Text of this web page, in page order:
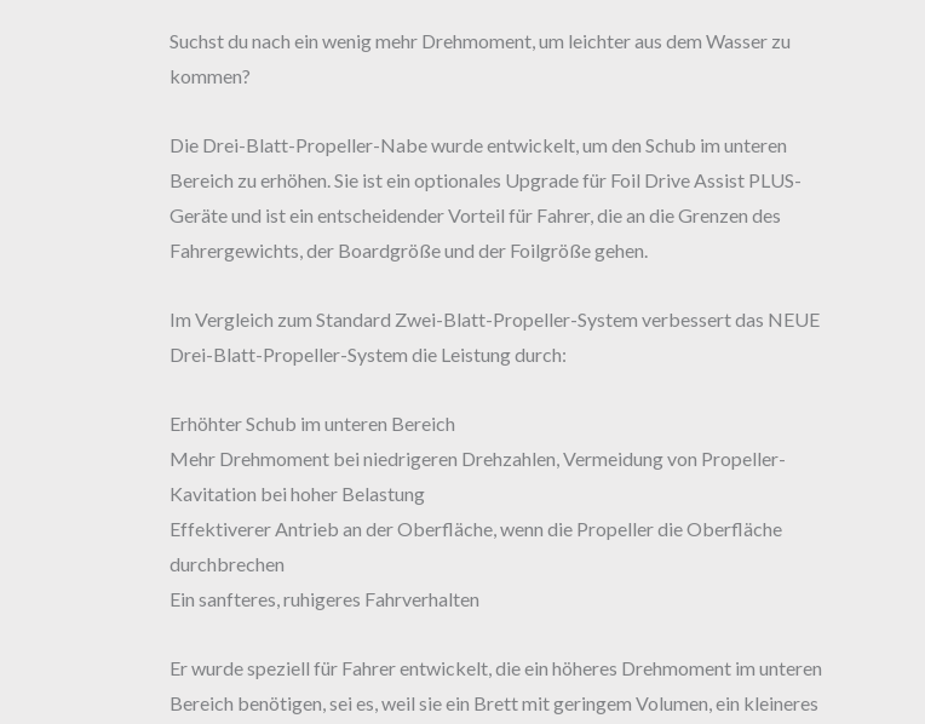
Suchst du nach ein wenig mehr Drehmoment, um leichter aus dem Wasser zu
kommen?
Die Drei-Blatt-Propeller-Nabe wurde entwickelt, um den Schub im unteren
Bereich zu erhöhen. Sie ist ein optionales Upgrade für Foil Drive Assist PLUS-
Geräte und ist ein entscheidender Vorteil für Fahrer, die an die Grenzen des
Fahrergewichts, der Boardgröße und der Foilgröße gehen.
Im Vergleich zum Standard Zwei-Blatt-Propeller-System verbessert das NEUE
Drei-Blatt-Propeller-System die Leistung durch:
Erhöhter Schub im unteren Bereich
Mehr Drehmoment bei niedrigeren Drehzahlen, Vermeidung von Propeller-
Kavitation bei hoher Belastung
Effektiverer Antrieb an der Oberfläche, wenn die Propeller die Oberfläche
durchbrechen
Ein sanfteres, ruhigeres Fahrverhalten
Er wurde speziell für Fahrer entwickelt, die ein höheres Drehmoment im unteren
Bereich benötigen, sei es, weil sie ein Brett mit geringem Volumen, ein kleineres